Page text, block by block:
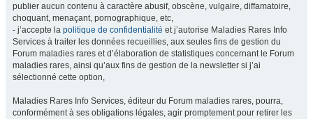
publier aucun contenu à caractère abusif, obscène, vulgaire, diffamatoire,
choquant, menaçant, pornographique, etc,
- j’accepte la politique de confidentialité et j’autorise Maladies Rares Info
Services à traiter les données recueillies, aux seules fins de gestion du
Forum maladies rares et d’élaboration de statistiques concernant le Forum
maladies rares, ainsi qu’aux fins de gestion de la newsletter si j’ai
sélectionné cette option,
Maladies Rares Info Services, éditeur du Forum maladies rares, pourra,
conformément à ses obligations légales, agir promptement pour retirer les